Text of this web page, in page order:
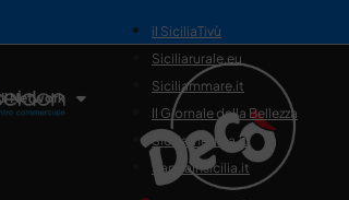
Il Network
il SiciliaTivù
Siciliarurale.eu
Siciliammare.it
Il Giornale della Bellezza
Siciliamedica.it
Sanitainsicilia.it